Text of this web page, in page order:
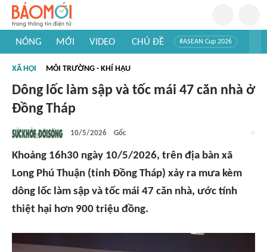
NÓNG MỚI VIDEO CHỦ ĐỀ #ASEAN Cup 2026
#Khám phá thế giới
XÃ HỘI MÔI TRƯỜNG - KHÍ HẬU
Dông lốc làm sập và tốc mái 47 căn nhà ở
Đồng Tháp
10/5/2026 Gốc
Khoảng 16h30 ngày 10/5/2026, trên địa bàn xã
Long Phú Thuận (tỉnh Đồng Tháp) xảy ra mưa kèm
dông lốc làm sập và tốc mái 47 căn nhà, ước tính
thiệt hại hơn 900 triệu đồng.